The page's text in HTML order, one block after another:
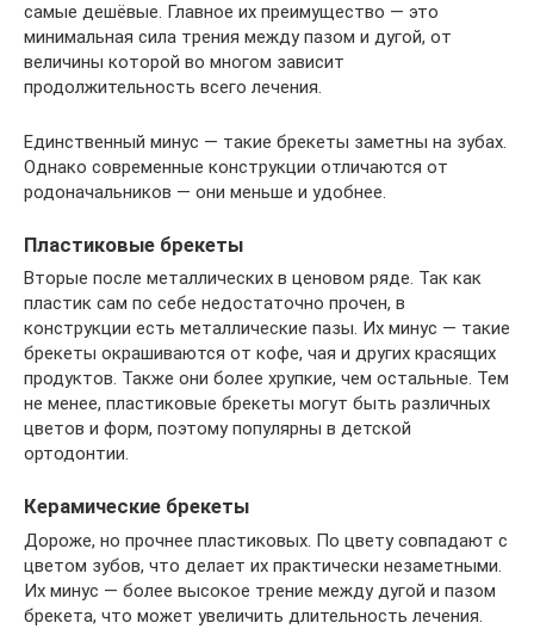
самые дешёвые. Главное их преимущество — это
минимальная сила трения между пазом и дугой, от
величины которой во многом зависит
продолжительность всего лечения.
Единственный минус — такие брекеты заметны на зубах.
Однако современные конструкции отличаются от
родоначальников — они меньше и удобнее.
Пластиковые брекеты
Вторые после металлических в ценовом ряде. Так как
пластик сам по себе недостаточно прочен, в
конструкции есть металлические пазы. Их минус — такие
брекеты окрашиваются от кофе, чая и других красящих
продуктов. Также они более хрупкие, чем остальные. Тем
не менее, пластиковые брекеты могут быть различных
цветов и форм, поэтому популярны в детской
ортодонтии.
Керамические брекеты
Дороже, но прочнее пластиковых. По цвету совпадают с
цветом зубов, что делает их практически незаметными.
Их минус — более высокое трение между дугой и пазом
брекета, что может увеличить длительность лечения.